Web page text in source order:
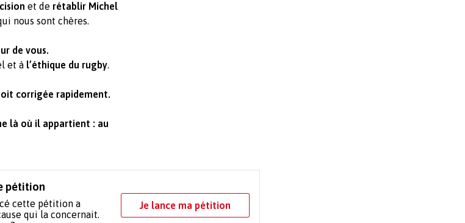
et de rétablir Michel
nous sont chères.
de vous.
et à l’éthique du rugby.
corrigée rapidement.
là où il appartient : au
pétition
cette pétition a
qui la concernait.
Je lance ma pétition